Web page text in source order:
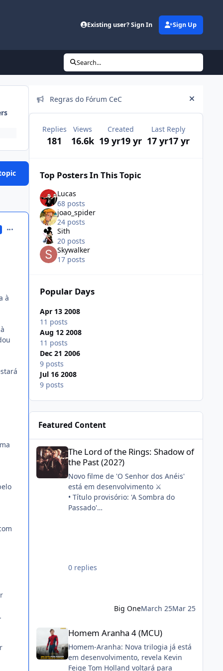
Existing user? Sign In Sign Up
Search...
comment_280214
à
Announcements
Regras do Fórum CeC
Hide
Replies
181
Views
16.6k
Created
19 yr19 yr
Last Reply
17 yr17 yr
Top Posters In This Topic
Lucas
68 posts
joao_spider
24 posts
Sith
20 posts
Skywalker
17 posts
Popular Days
Apr 13 2008
11 posts
Aug 12 2008
11 posts
Dec 21 2006
9 posts
Jul 16 2008
9 posts
Featured Content
The Lord of the Rings: Shadow of
the Past (202?)
Novo filme de 'O Senhor dos Anéis'
está em desenvolvimento ⚔️
• Título provisório: 'A Sombra do
Passado'
Caçada a Gollum'
para refazer os primeiros passos de
de Sam, Elanor, descobre um segredo
há muito enterrado e está
determinada a desvendar por que a
Guerra do Anel quase foi perdida
0 replies
Big OneMarch 25Mar 25
Homem Aranha 4 (MCU)
Homem Aranha 4 (MCU)
Homem-Aranha: Nova trilogia já está
em desenvolvimento, revela Kevin
Feige Tom Holland voltará para